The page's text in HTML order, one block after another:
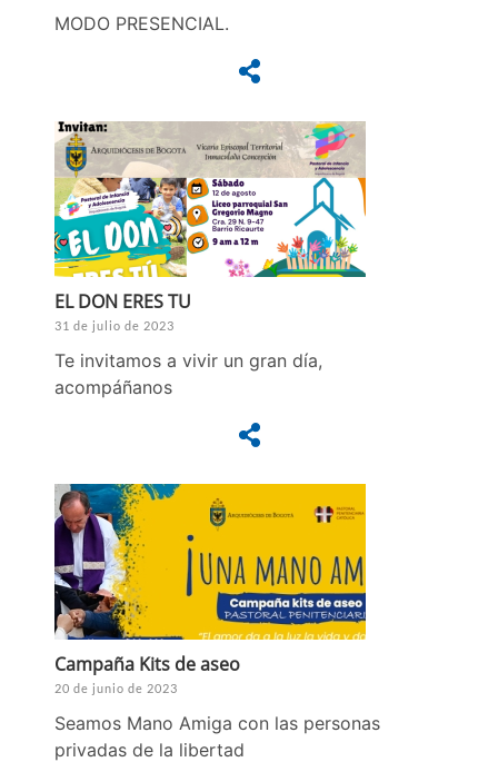
MODO PRESENCIAL.
EL DON ERES TU
31 de julio de 2023
Te invitamos a vivir un gran día,
acompáñanos
Campaña Kits de aseo
20 de junio de 2023
Seamos Mano Amiga con las personas
privadas de la libertad